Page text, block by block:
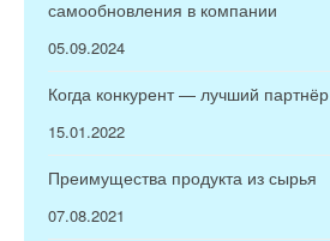
самообновления в компании
05.09.2024
Когда конкурент — лучший партнёр
15.01.2022
Преимущества продукта из сырья
07.08.2021